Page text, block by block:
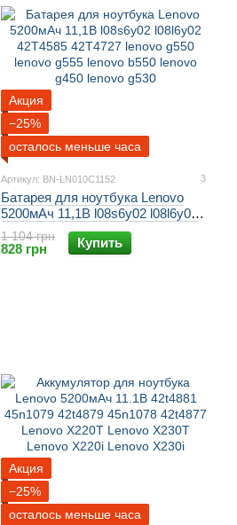
Акция
−25%
осталось меньше часа
Артикул: BN-LN010C1152 3
Батарея для ноутбука Lenovo
5200мАч 11,1В l08s6y02 l08l6y02
42T4585 42T4727 lenovo g550
lenovo g555 lenovo b550 lenovo
g450 lenovo g530
1 104 грн
828 грн Купить
Акция
−25%
осталось меньше часа